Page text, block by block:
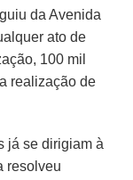
da Avenida
ato de
100 mil
realização de
já se dirigiam à
resolveu